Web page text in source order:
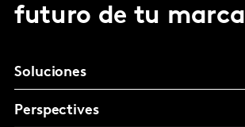
futuro de tu marca
Soluciones
Perspectives